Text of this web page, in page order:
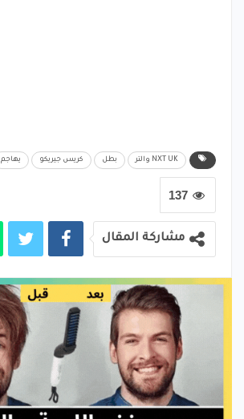
NXT UK والتر بطل كريس جيريكو يهاجم
137
مشاركة المقال